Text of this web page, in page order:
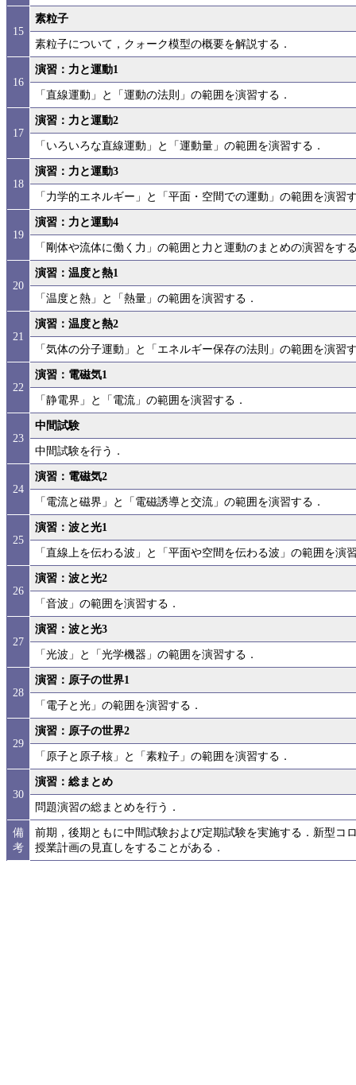
15
素粒子
素粒子について，クォーク模型の概要を解説する．
16
演習：力と運動1
「直線運動」と「運動の法則」の範囲を演習する．
17
演習：力と運動2
「いろいろな直線運動」と「運動量」の範囲を演習する．
18
演習：力と運動3
「力学的エネルギー」と「平面・空間での運動」の範囲を演習
19
演習：力と運動4
「剛体や流体に働く力」の範囲と力と運動のまとめの演習をす
20
演習：温度と熱1
「温度と熱」と「熱量」の範囲を演習する．
21
演習：温度と熱2
「気体の分子運動」と「エネルギー保存の法則」の範囲を演習
22
演習：電磁気1
「静電界」と「電流」の範囲を演習する．
23
中間試験
中間試験を行う．
24
演習：電磁気2
「電流と磁界」と「電磁誘導と交流」の範囲を演習する．
25
演習：波と光1
「直線上を伝わる波」と「平面や空間を伝わる波」の範囲を演
26
演習：波と光2
「音波」の範囲を演習する．
27
演習：波と光3
「光波」と「光学機器」の範囲を演習する．
28
演習：原子の世界1
「電子と光」の範囲を演習する．
29
演習：原子の世界2
「原子と原子核」と「素粒子」の範囲を演習する．
30
演習：総まとめ
問題演習の総まとめを行う．
備
考
前期，後期ともに中間試験および定期試験を実施する．新型コ
授業計画の見直しをすることがある．